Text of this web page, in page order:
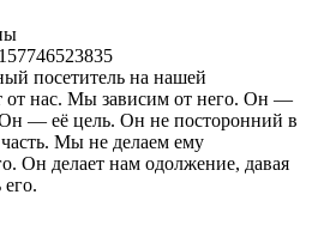
посетитель на нашей
от нас. Мы зависим от него. Он —
— её цель. Он не посторонний в
Мы не делаем ему
Он делает нам одолжение, давая